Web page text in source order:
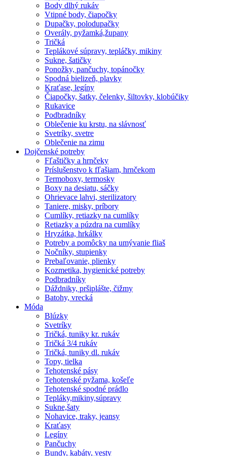
Body dlhý rukáv
Vtipné body, čiapočky
Dupačky, polodupačky
Overály, pyžamká,župany
Tričká
Teplákové súpravy, tepláčky, mikiny
Sukne, šatičky
Ponožky, pančuchy, topánočky
Spodná bielizeň, plavky
Kraťase, legíny
Čiapočky, šatky, čelenky, šiltovky, klobúčiky
Rukavice
Podbradníky
Oblečenie ku krstu, na slávnosť
Svetríky, svetre
Oblečenie na zimu
Dojčenské potreby
Fľaštičky a hrnčeky
Príslušenstvo k fľašiam, hrnčekom
Termoboxy, termosky
Boxy na desiatu, sáčky
Ohrievace lahvi, sterilizatory
Taniere, misky, príbory
Cumlíky, retiazky na cumlíky
Retiazky a púzdra na cumlíky
Hryzátka, hrkálky
Potreby a pomôcky na umývanie fliaš
Nočníky, stupienky
Prebaľovanie, plienky
Kozmetika, hygienické potreby
Podbradníky
Dáždniky, pršiplášte, čižmy
Batohy, vrecká
Móda
Blúzky
Svetríky
Tričká, tuniky kr. rukáv
Tričká 3/4 rukáv
Tričká, tuniky dl. rukáv
Topy, tielka
Tehotenské pásy
Tehotenské pyžama, košeľe
Tehotenské spodné prádlo
Tepláky,mikiny,súpravy
Sukne,šaty
Nohavice, traky, jeansy
Kraťasy
Legíny
Pančuchy
Bundy, kabáty, vesty